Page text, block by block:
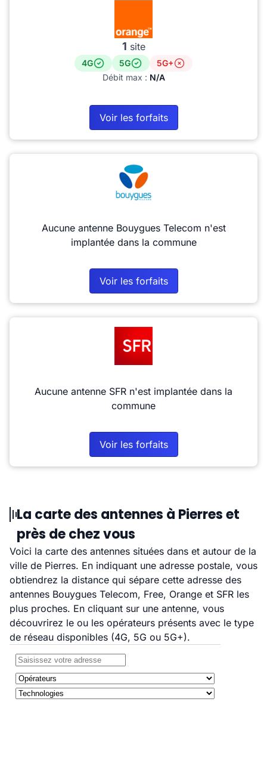
1 site
4G 5G
5G+
Débit max : N/A
Voir les forfaits
Aucune antenne Bouygues Telecom n'est
implantée dans la commune
Voir les forfaits
Aucune antenne SFR n'est implantée dans la
commune
Voir les forfaits
La carte des antennes à Pierres et
près de chez vous
Voici la carte des antennes situées dans et autour de la
ville de Pierres. En indiquant une adresse postale, vous
obtiendrez la distance qui sépare cette adresse des
antennes Bouygues Telecom, Free, Orange et SFR les
plus proches. En cliquant sur une antenne, vous
découvrirez le ou les opérateurs présents avec le type
de réseau disponibles (4G, 5G ou 5G+).